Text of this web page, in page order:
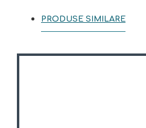
PRODUSE SIMILARE